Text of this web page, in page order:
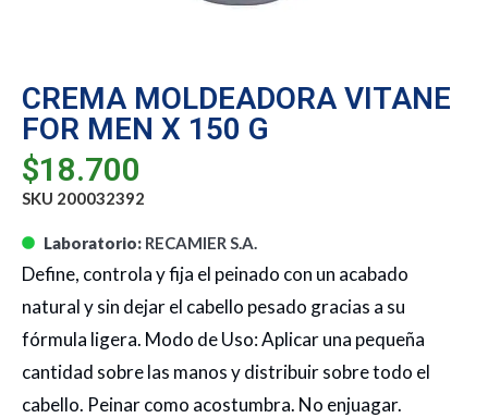
CREMA MOLDEADORA VITANE
FOR MEN X 150 G
$18.700
SKU 200032392
Laboratorio: RECAMIER S.A.
Define, controla y fija el peinado con un acabado
natural y sin dejar el cabello pesado gracias a su
fórmula ligera. Modo de Uso: Aplicar una pequeña
cantidad sobre las manos y distribuir sobre todo el
cabello. Peinar como acostumbra. No enjuagar.